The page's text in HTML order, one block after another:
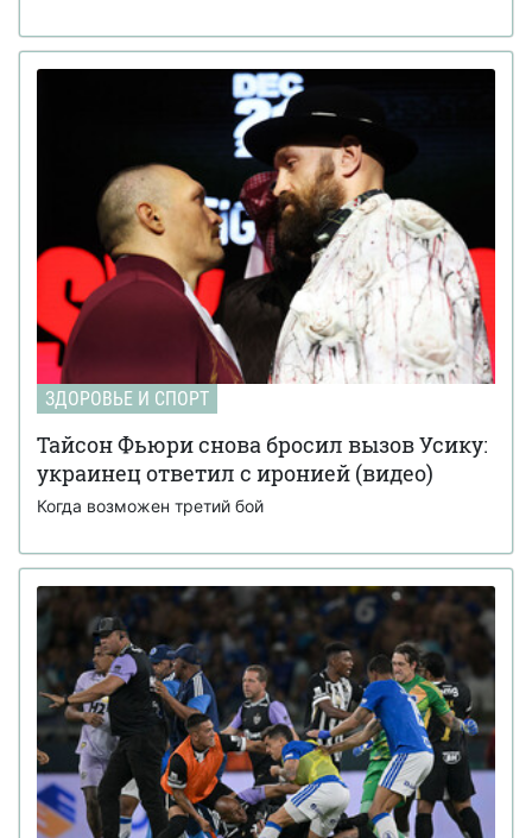
ЗДОРОВЬЕ И СПОРТ
Тайсон Фьюри снова бросил вызов Усику:
украинец ответил с иронией (видео)
Когда возможен третий бой